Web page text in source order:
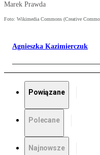
Marek Prawda
Foto: Wikimedia Commons (Creative
Agnieszka Kazimierczuk
Powiązane
Polecane
Najnowsze